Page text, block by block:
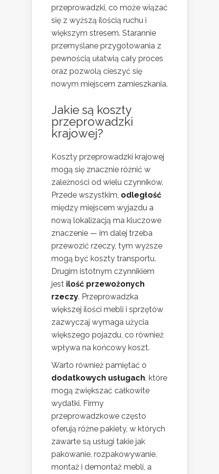
przeprowadzki, co może wiązać
się z wyższą ilością ruchu i
większym stresem. Starannie
przemyślane przygotowania z
pewnością ułatwią cały proces
oraz pozwolą cieszyć się
nowym miejscem zamieszkania.
Jakie są koszty
przeprowadzki
krajowej?
Koszty przeprowadzki krajowej
mogą się znacznie różnić w
zależności od wielu czynników.
Przede wszystkim, odległość
między miejscem wyjazdu a
nową lokalizacją ma kluczowe
znaczenie — im dalej trzeba
przewozić rzeczy, tym wyższe
mogą być koszty transportu.
Drugim istotnym czynnikiem
jest ilość przewożonych
rzeczy. Przeprowadzka
większej ilości mebli i sprzętów
zazwyczaj wymaga użycia
większego pojazdu, co również
wpływa na końcowy koszt.
Warto również pamiętać o
dodatkowych usługach , które
mogą zwiększać całkowite
wydatki. Firmy
przeprowadzkowe często
oferują różne pakiety, w których
zawarte są usługi takie jak
pakowanie, rozpakowywanie,
montaż i demontaż mebli, a